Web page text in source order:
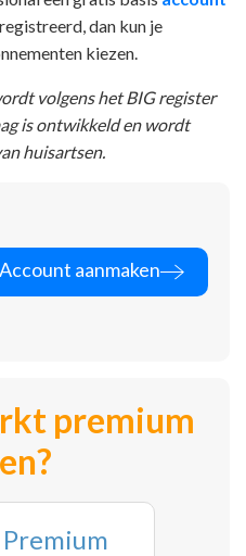
dan kun je
kiezen.
volgens het BIG register
is ontwikkeld en wordt
huisartsen.
Account aanmaken
premium
Premium